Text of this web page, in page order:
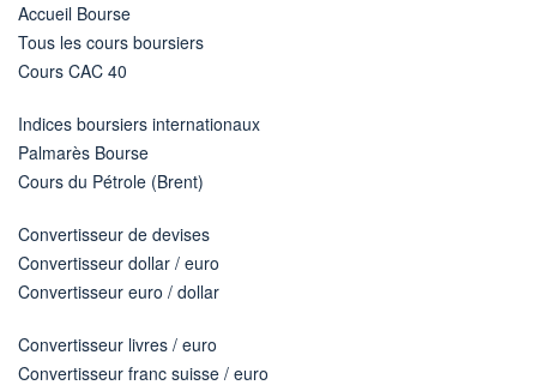
Accueil Bourse
Tous les cours boursiers
Cours CAC 40
Indices boursiers internationaux
Palmarès Bourse
Cours du Pétrole (Brent)
Convertisseur de devises
Convertisseur dollar / euro
Convertisseur euro / dollar
Convertisseur livres / euro
Convertisseur franc suisse / euro